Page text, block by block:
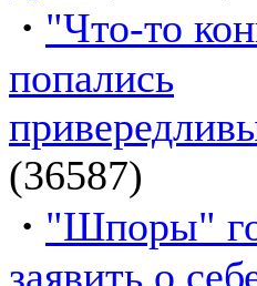
· "Что-то
попались
(36587)
· "Шпоры"
заявить о